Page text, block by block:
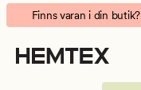
Drifting
tavla
brun
Animerad
banner.
Klicka
på
Finns varan i din